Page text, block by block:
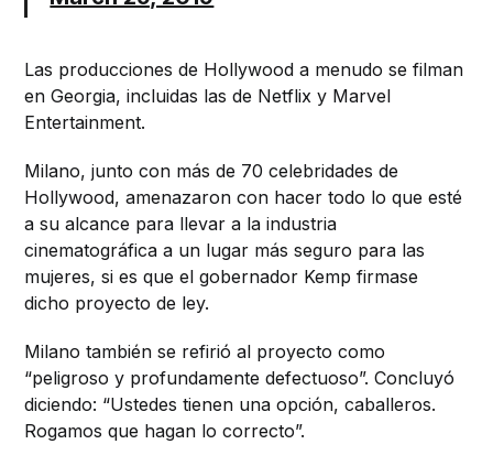
Las producciones de Hollywood a menudo se filman
en Georgia, incluidas las de Netflix y Marvel
Entertainment.
Milano, junto con más de 70 celebridades de
Hollywood, amenazaron con hacer todo lo que esté
a su alcance para llevar a la industria
cinematográfica a un lugar más seguro para las
mujeres, si es que el gobernador Kemp firmase
dicho proyecto de ley.
Milano también se refirió al proyecto como
“peligroso y profundamente defectuoso”. Concluyó
diciendo: “Ustedes tienen una opción, caballeros.
Rogamos que hagan lo correcto”.